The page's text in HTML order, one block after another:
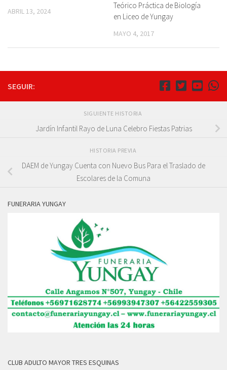
ABRIL 13, 2024
Teórico Práctica de Biología
en Liceo de Yungay
MAYO 4, 2017
SEGUIR:
SIGUIENTE HISTORIA
Jardín Infantil Rayo de Luna Celebro Fiestas Patrias
HISTORIA PREVIA
DAEM de Yungay Cuenta con Nuevo Bus Para el Traslado de
Escolares de la Comuna
FUNERARIA YUNGAY
CLUB ADULTO MAYOR TRES ESQUINAS